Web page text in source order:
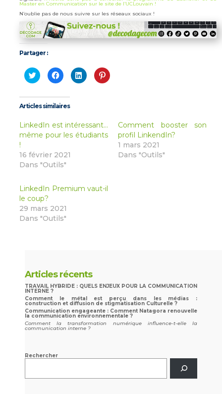
Master en Communication sur le site de l’UCLouvain !
N’oublie pas de nous suivre sur les réseaux sociaux !
Partager :
Cliquez
pour
partager
Twitter(ouvre
dans
une
fenêtre)
Cliquez
pour
partager
Facebook(ouvre
dans
une
fenêtre)
Cliquez
pour
partager
fenêtre)
Cliquez
pour
fenêtre)
Articles similaires
LinkedIn est intéressant…
même pour les étudiants
!
16 février 2021
Dans "Outils"
Comment booster son
profil LinkendIn?
1 mars 2021
Dans "Outils"
LinkedIn Premium vaut-il
le coup?
29 mars 2021
Dans "Outils"
Articles récents
TRAVAIL HYBRIDE : QUELS ENJEUX POUR LA COMMUNICATION
INTERNE ?
Comment le métal est perçu dans les médias :
construction et diffusion de stigmatisation Culturelle ?
Communication engageante : Comment Natagora renouvelle
la communication environnementale ?
Comment la transformation numérique influence-t-elle la
communication interne ?
Rechercher